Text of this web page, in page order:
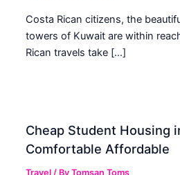
Costa Rican citizens, the
towers of Kuwait are within
Rican travels take […]
Cheap Student Housing
Comfortable Affordable
Travel / ByTomsan Toms